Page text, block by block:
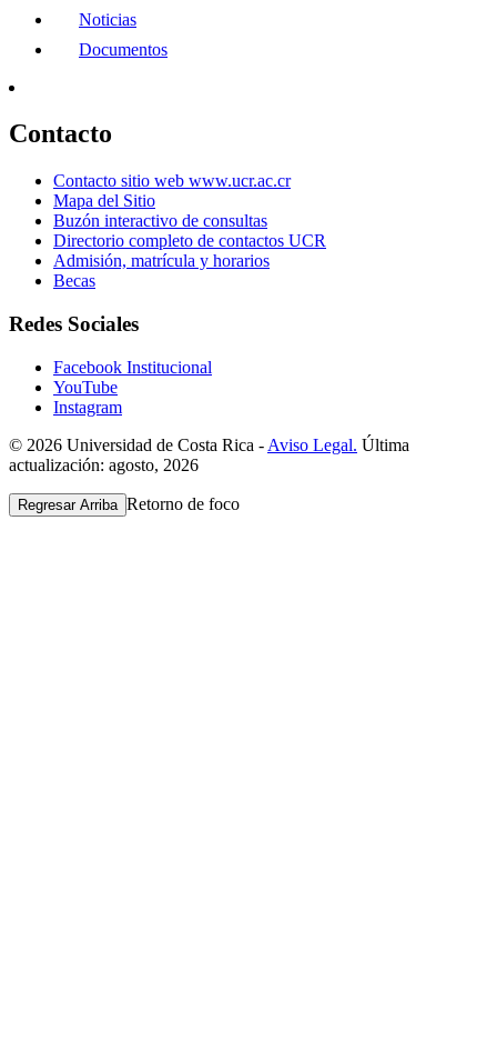
Noticias
Documentos
Contacto
Contacto sitio web www.ucr.ac.cr
Mapa del Sitio
Buzón interactivo de consultas
Directorio completo de contactos UCR
Admisión, matrícula y horarios
Becas
Redes Sociales
Facebook Institucional
YouTube
Instagram
© 2026 Universidad de Costa Rica - Aviso Legal. Última
actualización: agosto, 2026
Regresar Arriba Retorno de foco